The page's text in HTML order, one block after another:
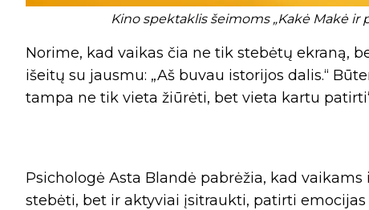
Kino spektaklis šeimoms „Kakė Makė ir
Norime, kad vaikas čia ne tik stebėtų ekraną,
išeitų su jausmu: „Aš buvau istorijos dalis.“
tampa ne tik vieta žiūrėti, bet vieta kartu
Psichologė Asta Blandė pabrėžia, kad
stebėti, bet ir aktyviai įsitraukti, patirti